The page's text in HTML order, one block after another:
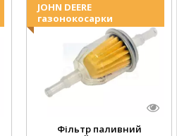
JOHN DEERE
газонокосарки
Фільтр паливний